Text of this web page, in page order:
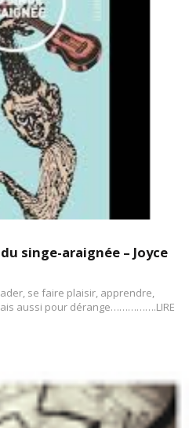
LA SUITE
singe-araignée – Joyce
se faire plaisir, apprendre,
aussi pour dérange…………….LIRE